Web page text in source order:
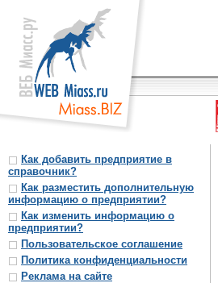
Как добавить предприятие в
справочник?
Как разместить дополнительную
информацию о предприятии?
Как изменить информацию о
предприятии?
Пользовательское соглашение
Политика конфиденциальности
Реклама на сайте